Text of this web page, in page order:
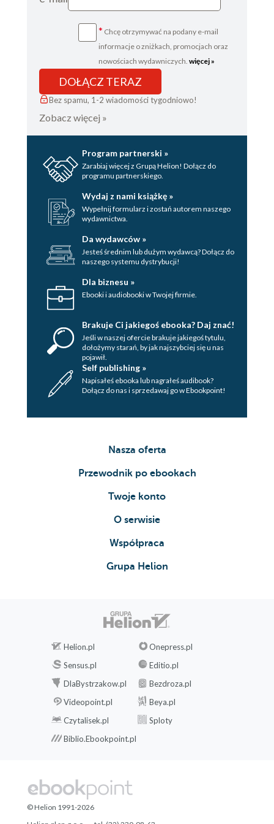
* Chcę otrzymywać na podany e-mail
informacje o zniżkach, promocjach oraz
nowościach wydawniczych. więcej »
DOŁĄCZ TERAZ
Bez spamu, 1-2 wiadomości tygodniowo!
Zobacz więcej »
Program partnerski »
Zarabiaj więcej z Grupą Helion! Dołącz do
programu partnerskiego.
Wydaj z nami książkę »
Wypełnij formularz i zostań autorem naszego
wydawnictwa.
Da wydawców »
Jesteś średnim lub dużym wydawcą? Dołącz do
naszego systemu dystrybucji!
Dla biznesu »
Ebooki i audiobooki w Twojej firmie.
Brakuje Ci jakiegoś ebooka? Daj znać!
Jeśli w naszej ofercie brakuje jakiegoś tytulu,
dołożymy starań, by jak najszybciej się u nas
pojawił.
Self publishing »
Napisałeś ebooka lub nagrałeś audibook?
Dołącz do nas i sprzedawaj go w Ebookpoint!
Nasza oferta
Przewodnik po ebookach
Twoje konto
O serwisie
Współpraca
Grupa Helion
Helion.pl
Onepress.pl
Sensus.pl
Editio.pl
DlaBystrzakow.pl
Bezdroza.pl
Videopoint.pl
Beya.pl
Czytalisek.pl
Sploty
Biblio.Ebookpoint.pl
© Helion 1991-2026